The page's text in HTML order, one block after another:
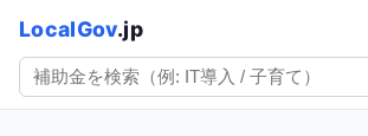
LocalGov.jp